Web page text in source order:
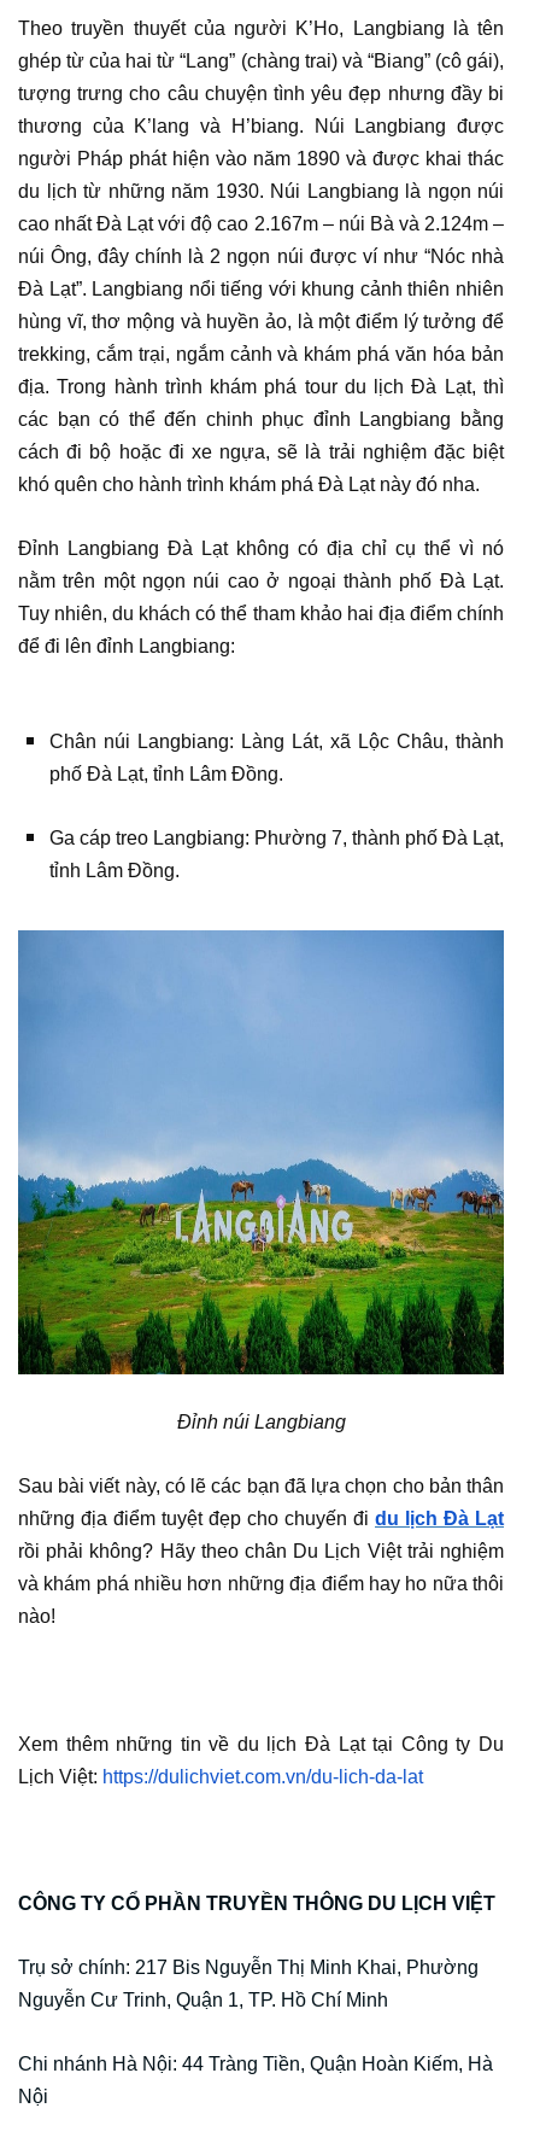
Theo truyền thuyết của người K’Ho, Langbiang là tên
ghép từ của hai từ “Lang” (chàng trai) và “Biang” (cô gái),
tượng trưng cho câu chuyện tình yêu đẹp nhưng đầy bi
thương của K’lang và H’biang. Núi Langbiang được
người Pháp phát hiện vào năm 1890 và được khai thác
du lịch từ những năm 1930. Núi Langbiang là ngọn núi
cao nhất Đà Lạt với độ cao 2.167m – núi Bà và 2.124m –
núi Ông, đây chính là 2 ngọn núi được ví như “Nóc nhà
Đà Lạt”. Langbiang nổi tiếng với khung cảnh thiên nhiên
hùng vĩ, thơ mộng và huyền ảo, là một điểm lý tưởng để
trekking, cắm trại, ngắm cảnh và khám phá văn hóa bản
địa. Trong hành trình khám phá tour du lịch Đà Lạt, thì
các bạn có thể đến chinh phục đỉnh Langbiang bằng
cách đi bộ hoặc đi xe ngựa, sẽ là trải nghiệm đặc biệt
khó quên cho hành trình khám phá Đà Lạt này đó nha.
Đỉnh Langbiang Đà Lạt không có địa chỉ cụ thể vì nó
nằm trên một ngọn núi cao ở ngoại thành phố Đà Lạt.
Tuy nhiên, du khách có thể tham khảo hai địa điểm chính
để đi lên đỉnh Langbiang:
Chân núi Langbiang: Làng Lát, xã Lộc Châu, thành
phố Đà Lạt, tỉnh Lâm Đồng.
Ga cáp treo Langbiang: Phường 7, thành phố Đà Lạt,
tỉnh Lâm Đồng.
Đỉnh núi Langbiang
Sau bài viết này, có lẽ các bạn đã lựa chọn cho bản thân
những địa điểm tuyệt đẹp cho chuyến đi du lịch Đà Lạt
rồi phải không? Hãy theo chân Du Lịch Việt trải nghiệm
và khám phá nhiều hơn những địa điểm hay ho nữa thôi
nào!
Xem thêm những tin về du lịch Đà Lạt tại Công ty Du
Lịch Việt: https://dulichviet.com.vn/du-lich-da-lat
CÔNG TY CỔ PHẦN TRUYỀN THÔNG DU LỊCH VIỆT
Trụ sở chính: 217 Bis Nguyễn Thị Minh Khai, Phường
Nguyễn Cư Trinh, Quận 1, TP. Hồ Chí Minh
Chi nhánh Hà Nội: 44 Tràng Tiền, Quận Hoàn Kiếm, Hà
Nội